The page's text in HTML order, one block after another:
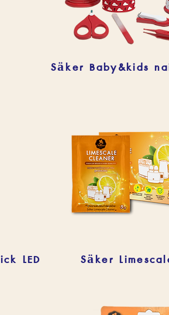
Säker Baby&kids
LED Säker